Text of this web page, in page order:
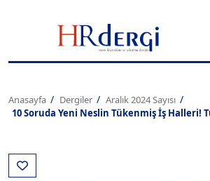
Anasayfa Dergiler
Aralık 2024 Sayısı
10 Soruda Yeni Neslin Tükenmiş İş Halleri!